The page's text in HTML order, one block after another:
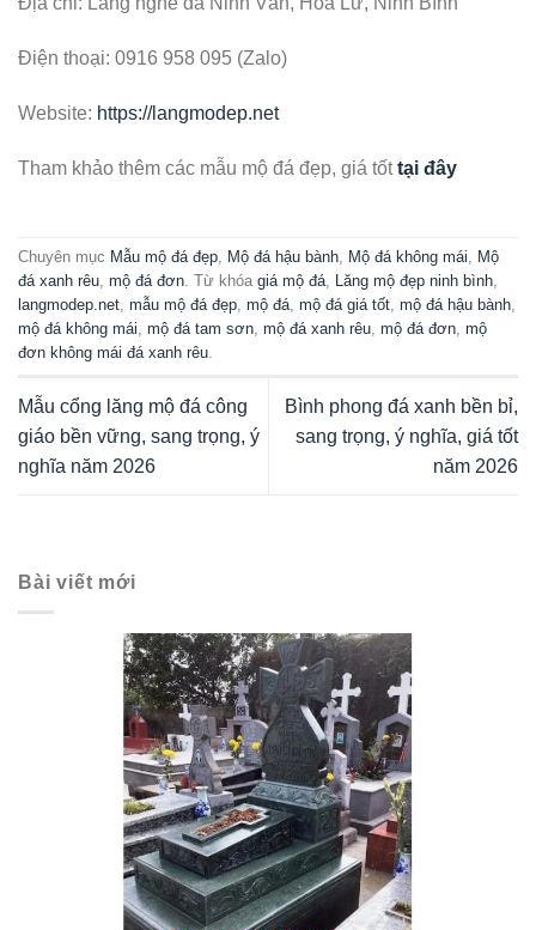
Điện thoại: 0916 958 095 (Zalo)
Website: https://langmodep.net
Tham khảo thêm các mẫu mộ đá đẹp, giá tốttại đây
Chuyên mục Mẫu mộ đá đẹp, Mộ đá hậu bành, Mộ đá không mái, Mộ
đá xanh rêu, mộ đá đơn. Từ khóa giá mộ đá, Lăng mộ đẹp ninh bình,
langmodep.net, mẫu mộ đá đẹp, mộ đá, mộ đá giá tốt, mộ đá hậu bành,
mộ đá không mái, mộ đá tam sơn, mộ đá xanh rêu, mộ đá đơn, mộ
đơn không mái đá xanh rêu.
Mẫu cổng lăng mộ đá công
giáo bền vững, sang trọng, ý
nghĩa năm 2026
Bình phong đá xanh bền bỉ,
sang trọng, ý nghĩa, giá tốt
năm 2026
Bài viết mới